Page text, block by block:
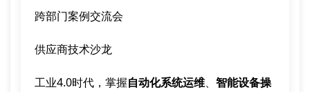
跨部门案例交流会
供应商技术沙龙
工业4.0时代，掌握自动化系统运维、 智能设备操